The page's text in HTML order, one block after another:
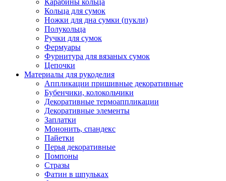
Карабины кольца
Кольца для сумок
Ножки для дна сумки (пукли)
Полукольца
Ручки для сумок
Фермуары
Фурнитура для вязаных сумок
Цепочки
Материалы для рукоделия
Аппликации пришивные декоративные
Бубенчики, колокольчики
Декоративные термоаппликации
Декоративные элементы
Заплатки
Мононить, спандекс
Пайетки
Перья декоративные
Помпоны
Стразы
Фатин в шпульках